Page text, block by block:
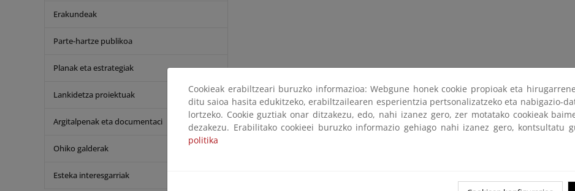
Erakundeak
Parte-hartze publikoa
Planak eta estrategiak
Lankidetza proiektuak
Argitalpenak eta documentaci
Ohiko galderak
Esteka interesgarriak
Cookieak erabiltzeari buruzko informazioa: Webgune honek cookie propioak eta
ditu saioa hasita edukitzeko, erabiltzailearen esperientzia pertsonalizatzeko eta nabigazio-
lortzeko. Cookie guztiak onar ditzakezu, edo, nahi izanez gero, zer motatako cookieak
dezakezu. Erabilitako cookieei buruzko informazio gehiago nahi izanez gero, kontsultatu
politika